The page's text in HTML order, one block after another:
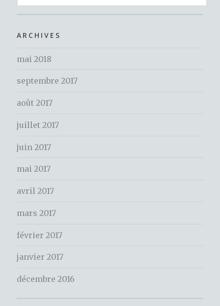
o
k
e
h
r
e
:
ARCHIVES
mai 2018
septembre 2017
août 2017
juillet 2017
juin 2017
mai 2017
avril 2017
mars 2017
février 2017
janvier 2017
décembre 2016